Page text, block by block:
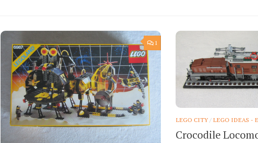
1
LEGO CITY/ LEGO IDEAS -
Crocodile